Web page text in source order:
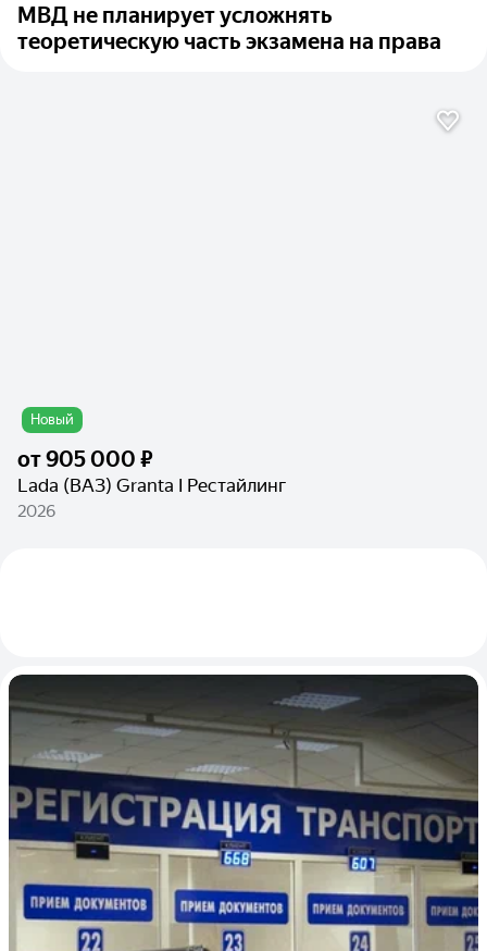
МВД не планирует усложнять
теоретическую часть экзамена на права
Новый
от905 000 ₽
Lada (ВАЗ) Granta I Рестайлинг
2026